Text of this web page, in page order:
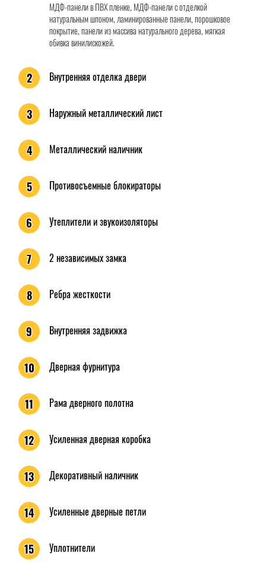
МДФ-панели в ПВХ пленке, МДФ-панели с отделкой
натуральным шпоном, ламинированные панели, порошковое
покрытие, панели из массива натурального дерева, мягкая
обивка винилискожей.
2 Внутренняя отделка двери
3 Наружный металлический лист
4 Металлический наличник
5 Противосъемные блокираторы
6 Утеплители и звукоизоляторы
7 2 независимых замка
8 Ребра жесткости
9 Внутренняя задвижка
10 Дверная фурнитура
11 Рама дверного полотна
12 Усиленная дверная коробка
13 Декоративный наличник
14 Усиленные дверные петли
15 Уплотнители